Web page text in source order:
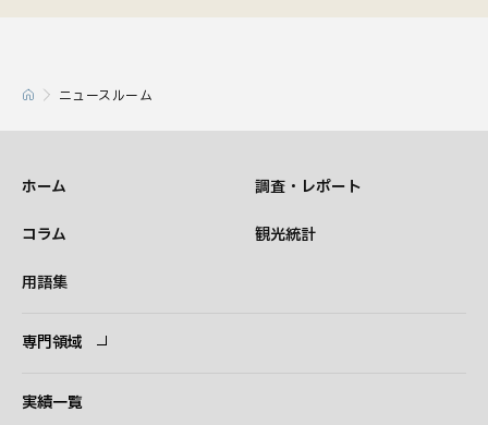
ニュースルーム
ホーム 調査・レポート
コラム 観光統計
用語集
専門領域
実績一覧